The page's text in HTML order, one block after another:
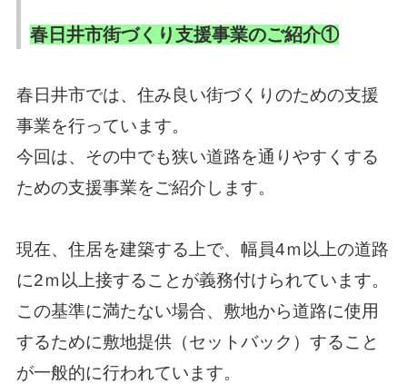
春日井市街づくり支援事業のご紹介①
春日井市では、住み良い街づくりのための支援
事業を行っています。
今回は、その中でも狭い道路を通りやすくする
ための支援事業をご紹介します。
現在、住居を建築する上で、幅員4ｍ以上の道路
に2ｍ以上接することが義務付けられています。
この基準に満たない場合、敷地から道路に使用
するために敷地提供（セットバック）すること
が一般的に行われています。